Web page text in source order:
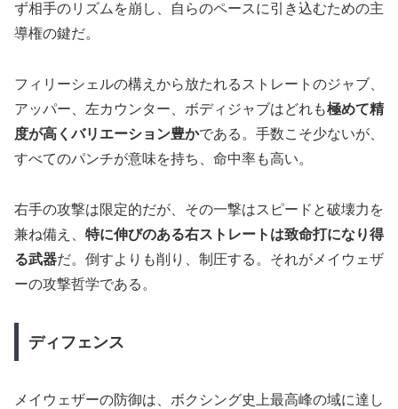
ず相手のリズムを崩し、自らのペースに引き込むための主
導権の鍵だ。
フィリーシェルの構えから放たれるストレートのジャブ、
アッパー、左カウンター、ボディジャブはどれも極めて精
度が高くバリエーション豊かである。手数こそ少ないが、
すべてのパンチが意味を持ち、命中率も高い。
右手の攻撃は限定的だが、その一撃はスピードと破壊力を
兼ね備え、 特に伸びのある右ストレートは致命打になり得
る武器だ。倒すよりも削り、制圧する。それがメイウェザ
ーの攻撃哲学である。
ディフェンス
メイウェザーの防御は、ボクシング史上最高峰の域に達し